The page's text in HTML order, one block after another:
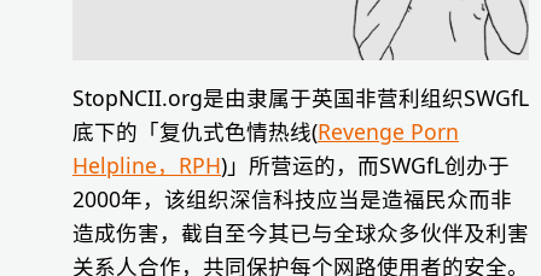
StopNCII.org是由隶属于英国非营利组织SWGfL
底下的「复仇式色情热线(Revenge Porn
Helpline，RPH)」所营运的，而SWGfL创办于
2000年，该组织深信科技应当是造福民众而非
造成伤害，截自至今其已与全球众多伙伴及利害
关系人合作，共同保护每个网路使用者的安全。